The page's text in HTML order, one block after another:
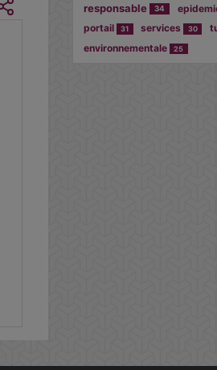
responsable 34
portail 31 services 30
environnementale 25